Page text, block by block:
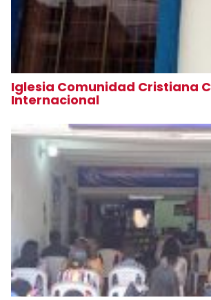
Iglesia Comunidad Cristiana
Internacional